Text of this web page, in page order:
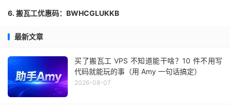
6. 搬瓦工优惠码：BWHCGLUKKB
最新文章
买了搬瓦工 VPS 不知道能干啥？10 件不用写
代码就能玩的事（用 Amy 一句话搞定）
2026-08-07